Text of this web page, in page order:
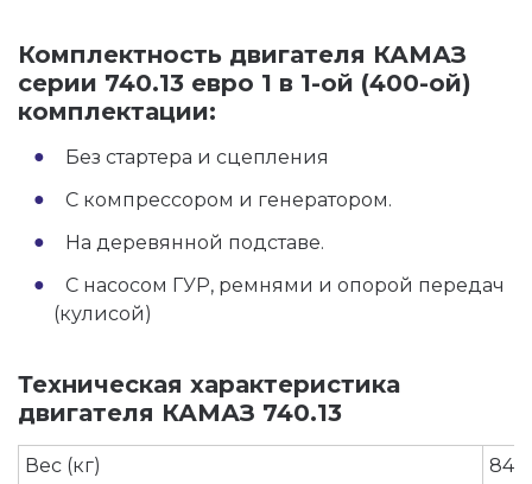
Комплектность двигателя КАМАЗ
серии 740.13 евро 1 в 1-ой (400-ой)
комплектации:
Без стартера и сцепления
С компрессором и генератором.
На деревянной подставе.
С насосом ГУР, ремнями и опорой передач
(кулисой)
Техническая характеристика
двигателя КАМАЗ 740.13
Вес (кг) 845